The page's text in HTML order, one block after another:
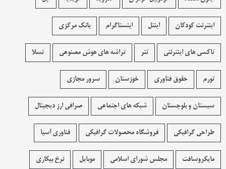
اینترنت کودکان اینتل اینستاگرام بانک مرکزی
تاکسی های اینترنتی تتر تراشه های هوش مصنوعی تسلا
تورم حقوق فناوری خوزستان سرور مجازی
سیستان و بلوچستان شبکه های اجتماعی صرافی ارز دیجیتال
طراحی گرافیکی فروشگاه محصولات گرافيکی فناوری آسیا
مایکروسافت مجلس شورای اسلامی موبایل نرخ بیکاری